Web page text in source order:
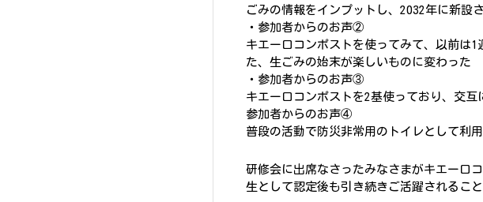
ごみの情報をインプットし、2032年に新設
・参加者からのお声②
キエーロコンポストを使ってみて、以前は
た、生ごみの始末が楽しいものに変わった
・参加者からのお声③
キエーロコンポストを2基使っており、交
参加者からのお声④
普段の活動で防災非常用のトイレとして利
研修会に出席なさったみなさまがキエーロ
生として認定後も引き続きご活躍されるこ